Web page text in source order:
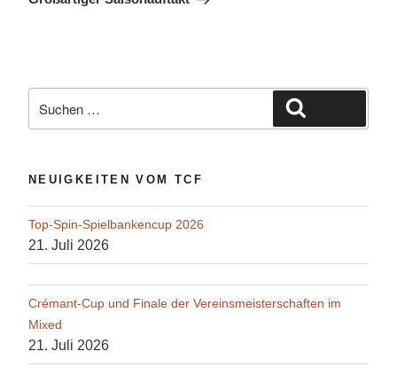
nach:
NEUIGKEITEN VOM TCF
Top-Spin-Spielbankencup 2026
21. Juli 2026
Crémant-Cup und Finale der Vereinsmeisterschaften im
Mixed
21. Juli 2026